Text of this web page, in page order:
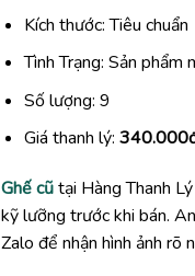
Kích thước: Tiêu chuẩn
Tình Trạng: Sản phẩm
Số lượng: 9
Giá thanh lý:
Ghế cũtại Hàng Thanh
kỹ lưỡng trước khi bán.
Zalo để nhận hình ảnh rõ